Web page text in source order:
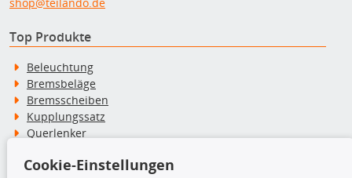
Top Produkte
Beleuchtung
Bremsbeläge
Bremsscheiben
Kupplungssatz
Querlenker
Stoßdämpfer
Cookie-Einstellungen